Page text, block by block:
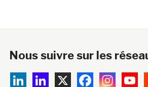
Nous suivre sur les